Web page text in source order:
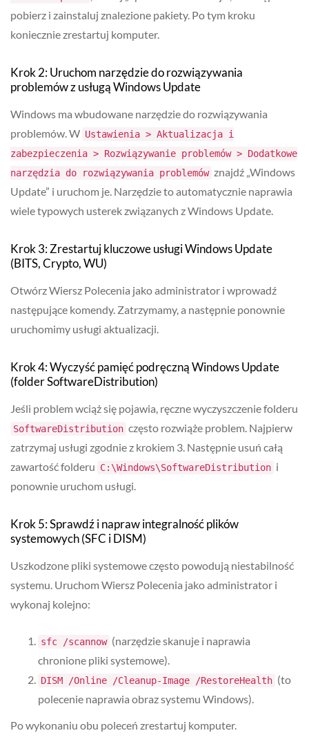
pobierz i zainstaluj znalezione pakiety. Po tym kroku
koniecznie zrestartuj komputer.
Krok 2: Uruchom narzędzie do rozwiązywania
problemów z usługą Windows Update
Windows ma wbudowane narzędzie do rozwiązywania
problemów. W Ustawienia > Aktualizacja i
zabezpieczenia > Rozwiązywanie problemów > Dodatkowe
narzędzia do rozwiązywania problemów znajdź „Windows
Update” i uruchom je. Narzędzie to automatycznie naprawia
wiele typowych usterek związanych z Windows Update.
Krok 3: Zrestartuj kluczowe usługi Windows Update
(BITS, Crypto, WU)
Otwórz Wiersz Polecenia jako administrator i wprowadź
następujące komendy. Zatrzymamy, a następnie ponownie
uruchomimy usługi aktualizacji.
Krok 4: Wyczyść pamięć podręczną Windows Update
(folder SoftwareDistribution)
Jeśli problem wciąż się pojawia, ręczne wyczyszczenie folderu
SoftwareDistribution często rozwiąże problem. Najpierw
zatrzymaj usługi zgodnie z krokiem 3. Następnie usuń całą
zawartość folderu C:\Windows\SoftwareDistribution i
ponownie uruchom usługi.
Krok 5: Sprawdź i napraw integralność plików
systemowych (SFC i DISM)
Uszkodzone pliki systemowe często powodują niestabilność
systemu. Uruchom Wiersz Polecenia jako administrator i
wykonaj kolejno:
sfc /scannow (narzędzie skanuje i naprawia
chronione pliki systemowe).
DISM /Online /Cleanup-Image /RestoreHealth (to
polecenie naprawia obraz systemu Windows).
Po wykonaniu obu poleceń zrestartuj komputer.